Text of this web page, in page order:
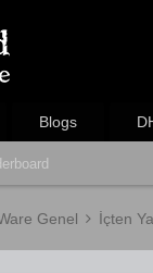
Blogs
Genel İçten